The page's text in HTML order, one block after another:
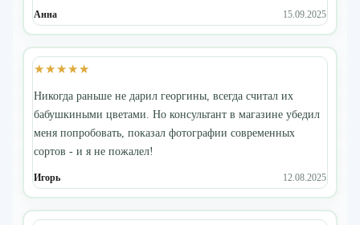
Анна 15.09.2025
★★★★★
Никогда раньше не дарил георгины, всегда считал их
бабушкиными цветами. Но консультант в магазине убедил
меня попробовать, показал фотографии современных
сортов - и я не пожалел!
Игорь 12.08.2025